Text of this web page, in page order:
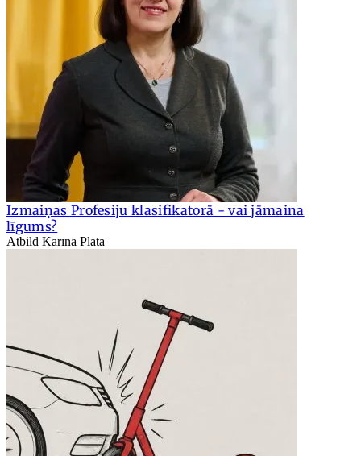
Izmaiņas Profesiju klasifikatorā - vai jāmaina
līgums?
Atbild Karīna Platā